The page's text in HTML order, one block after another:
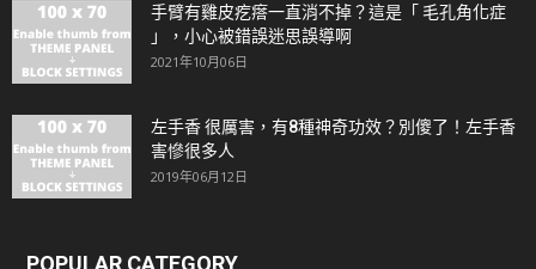
手臂有雞皮疙瘩一直消不掉？這是「 毛孔角化症
」，小心被錯誤迷思誤導啊
2021年10月06日
左手香 很厲害，有8種神奇功效？別傻了！左手香
害慘很多人
2019年06月12日
POPULAR CATEGORY